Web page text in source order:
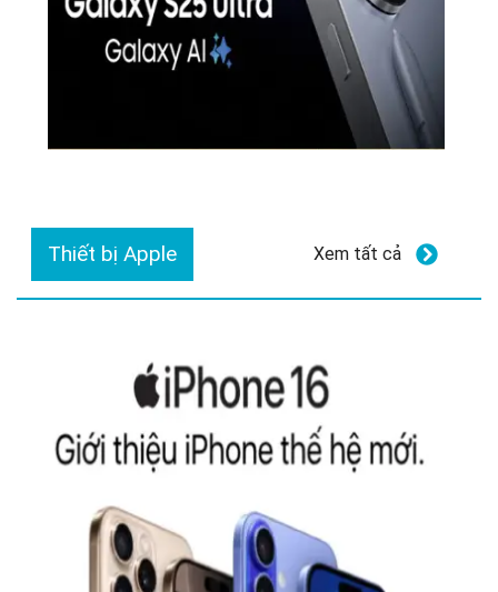
Thiết bị Apple Xem tất cả